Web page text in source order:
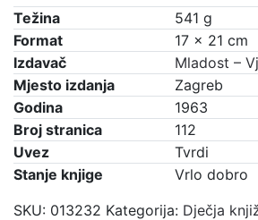
Težina
541 g
Format
17 × 21 cm
Izdavač
Mladost –
Mjesto izdanja
Zagreb
Godina
1963
Broj stranica
112
Uvez
Tvrdi
Stanje knjige
Vrlo dobro
SKU: 013232 Kategorija: Dječja